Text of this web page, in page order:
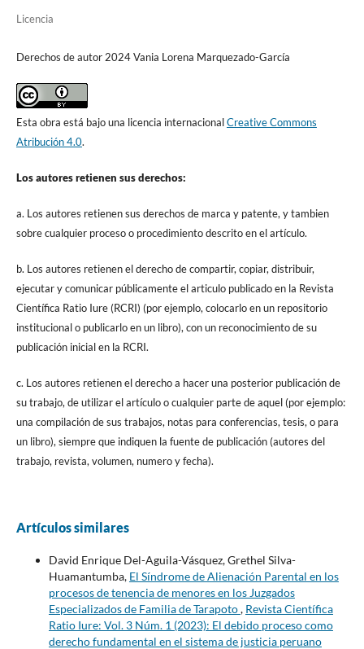
Licencia
Derechos de autor 2024 Vania Lorena Marquezado-García
Esta obra está bajo una licencia internacionalCreative Commons
Atribución 4.0.
Los autores retienen sus derechos:
a. Los autores retienen sus derechos de marca y patente, y tambien
sobre cualquier proceso o procedimiento descrito en el artículo.
b. Los autores retienen el derecho de compartir, copiar, distribuir,
ejecutar y comunicar públicamente el articulo publicado en la Revista
Científica Ratio Iure (RCRI) (por ejemplo, colocarlo en un repositorio
institucional o publicarlo en un libro), con un reconocimiento de su
publicación inicial en la RCRI.
c. Los autores retienen el derecho a hacer una posterior publicación de
su trabajo, de utilizar el artículo o cualquier parte de aquel (por ejemplo:
una compilación de sus trabajos, notas para conferencias, tesis, o para
un libro), siempre que indiquen la fuente de publicación (autores del
trabajo, revista, volumen, numero y fecha).
Artículos similares
David Enrique Del-Aguila-Vásquez, Grethel Silva-
Huamantumba, El Síndrome de Alienación Parental en los
procesos de tenencia de menores en los Juzgados
Especializados de Familia de Tarapoto, Revista Científica
Ratio Iure: Vol. 3 Núm. 1 (2023): El debido proceso como
derecho fundamental en el sistema de justicia peruano